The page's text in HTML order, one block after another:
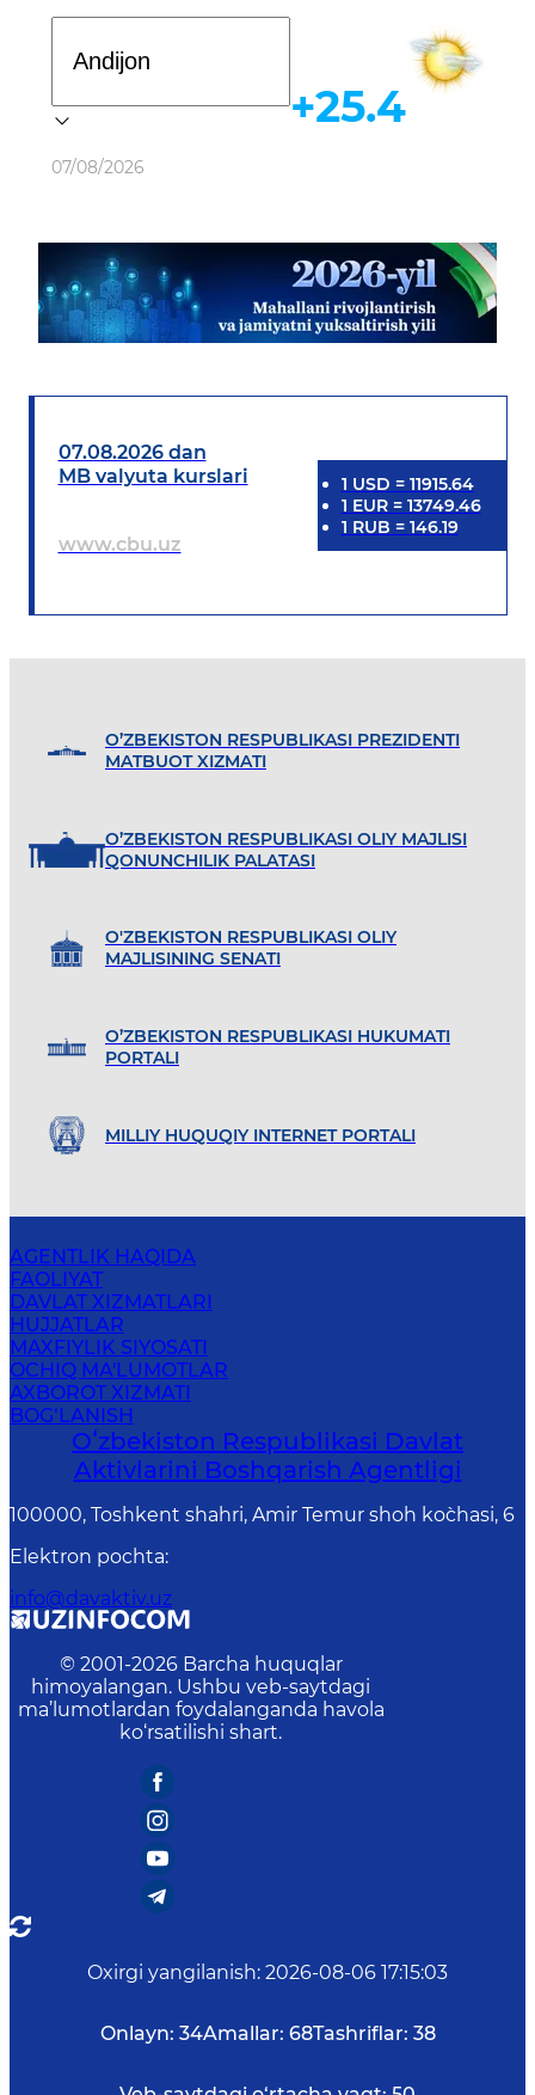
Ob-havo
07/08/2026
+25.4
07.08.2026 dan
MB valyuta kurslari
www.cbu.uz
1 USD = 11915.64
1 EUR= 13749.46
1 RUB = 146.19
O’ZBEKISTON RESPUBLIKASI PREZIDENTI
MATBUOT XIZMATI
O’ZBEKISTON RESPUBLIKASI OLIY MAJLISI
QONUNCHILIK PALATASI
O'ZBEKISTON RESPUBLIKASI OLIY
MAJLISINING SENATI
O’ZBEKISTON RESPUBLIKASI HUKUMATI
PORTALI
MILLIY HUQUQIY INTERNET PORTALI
AGENTLIK HAQIDA
FAOLIYAT
DAVLAT XIZMATLARI
HUJJATLAR
MAXFIYLIK SIYOSATI
OCHIQ MA'LUMOTLAR
AXBOROT XIZMATI
BOG‘LANISH
Oʻzbekiston Respublikasi Davlat
Aktivlarini Boshqarish Agentligi
100000, Toshkent shahri, Amir Temur shoh ko`chasi, 6
Elektron pochta:
info@davaktiv.uz
© 2001-2026 Barcha huquqlar
himoyalangan. Ushbu veb-saytdagi
ma’lumotlardan foydalanganda havola
ko‘rsatilishi shart.
Oxirgi yangilanish: 2026-08-06 17:15:03
Onlayn: 34Amallar: 68Tashriflar: 38